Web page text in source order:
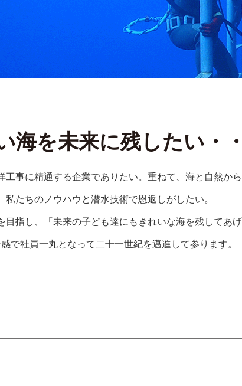
海を未来に残したい・
工事に精通する企業でありたい。重ねて、海と自然か
私たちのノウハウと潜水技術で恩返しがしたい。
目指し、「未来の子ども達にもきれいな海を残してあ
で社員一丸となって二十一世紀を邁進して参ります。